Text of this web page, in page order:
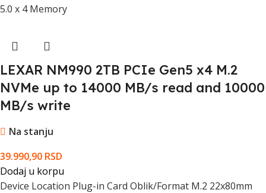
5.0 x 4 Memory
LEXAR NM990 2TB PCIe Gen5 x4 M.2
NVMe up to 14000 MB/s read and 10000
MB/s write
Na stanju
39.990,90 RSD
Dodaj u korpu
Device Location Plug-in Card Oblik/Format M.2 22x80mm